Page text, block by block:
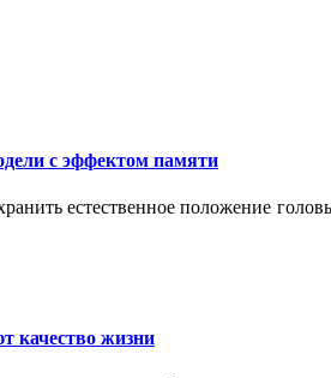
с эффектом памяти
естественное положение
качество жизни